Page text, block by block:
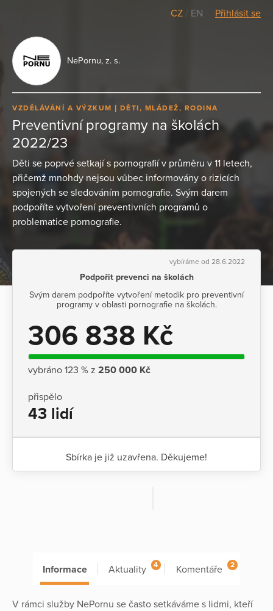
CZ / EN Přihlásit se
NePornu, z. s.
VZDĚLÁVÁNÍ A VÝZKUM DĚTI, MLÁDEŽ, RODINA
Preventivní programy na školách
2022/23
Děti se poprvé setkají s pornografií v průměru v 11 letech,
přičemž mnohdy nejsou vůbec informovány o rizicích
spojených se sledováním pornografie. Svým darem
podpoříte vytvoření preventivních programů o
problematice pornografie.
vybíráme od 28.6.2022
Podpořit prevenci na školách
Svým darem podpoříte vytvoření metodik pro preventivní
programy v oblasti pornografie na školách.
306 838 Kč
vybráno 123 % z 250 000 Kč
přispělo
43 lidí
Sbírka je již uzavřena. Děkujeme!
Informace Aktuality 4 Komentáře 2
V rámci služby NePornu se často setkáváme s lidmi, kteří